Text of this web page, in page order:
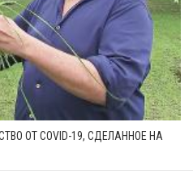
ОТ COVID-19, СДЕЛАННОЕ НА